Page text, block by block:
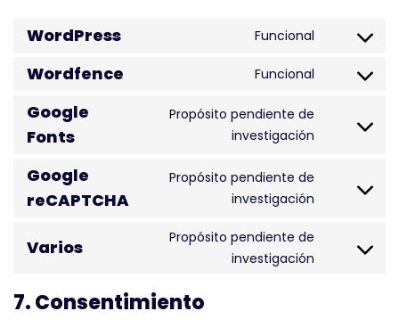
WordPress Funcional
Wordfence Funcional
Google
Fonts
Propósito pendiente de
investigación
Google
reCAPTCHA
Propósito pendiente de
investigación
Varios
Propósito pendiente de
investigación
7. Consentimiento